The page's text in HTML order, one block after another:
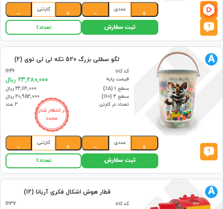
+
عددی
−
+
کارتنی
−
ثبت سفارش تعداد:1
در انتظار شارژ
مجدد
لگو سطلی بزرگ 520 تکه لی لی توی (2)
کد کالا
1646
قیمت پایه
23,280,000 ریال
سطح 1 (۵٪)
22,116,000 ریال
سطح 2 (۱۰٪)
20,952,000 ریال
تعداد در کارتن
2 عدد
A
+
عددی
−
+
کارتنی
−
ثبت سفارش تعداد:1
قطار هوش اشکال فکری آریانا (12)
کد کالا
1637
A